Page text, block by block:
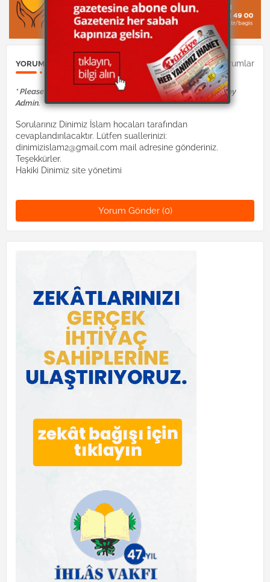
YORUM GÖNDER 0Yorumlar
* Please Don't Spam Here. All the Comments are Reviewed by
Admin.
Sorularınız Dinimiz İslam hocaları tarafından
cevaplandırılacaktır. Lütfen suallerinizi:
dinimizislam2@gmail.com mail adresine gönderiniz.
Teşekkürler.
Hakiki Dinimiz site yönetimi
Yorum Gönder (0)